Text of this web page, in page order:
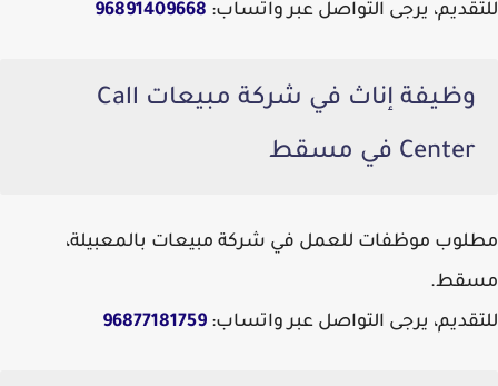
للتقديم، يرجى التواصل عبر واتساب: 96891409668
وظيفة إناث في شركة مبيعات Call
Center في مسقط
مطلوب موظفات للعمل في شركة مبيعات بالمعبيلة،
مسقط.
للتقديم، يرجى التواصل عبر واتساب: 96877181759